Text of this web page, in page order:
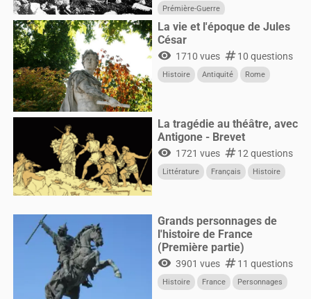
Prémière-Guerre
La vie et l'époque de Jules
César
visibility 1710 vues numbers10 questions
Histoire Antiquité Rome
La tragédie au théâtre, avec
Antigone - Brevet
visibility 1721 vues numbers12 questions
Littérature Français Histoire
Grands personnages de
l'histoire de France
(Première partie)
visibility 3901 vues numbers11 questions
Histoire France Personnages